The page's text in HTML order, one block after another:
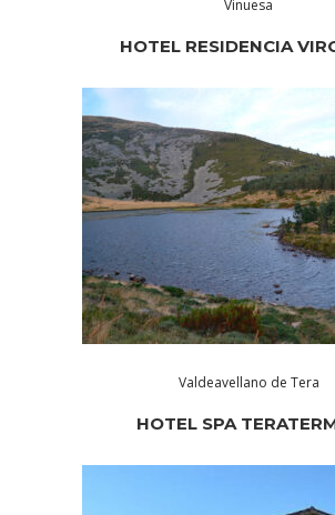
Vinuesa
HOTEL RESIDENCIA
Valdeavellano de Tera
HOTEL SPA